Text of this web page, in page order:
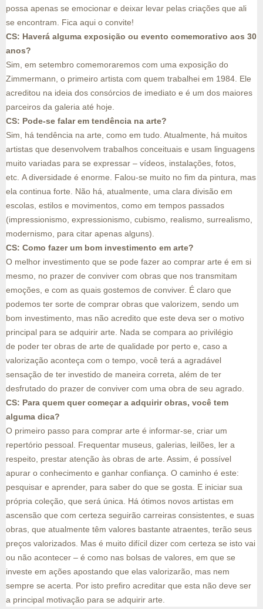
possa apenas se emocionar e deixar levar pelas criações que ali
se encontram. Fica aqui o convite!
CS: Haverá alguma exposição ou evento comemorativo aos 30
anos?
Sim, em setembro comemoraremos com uma exposição do
Zimmermann, o primeiro artista com quem trabalhei em 1984. Ele
acreditou na ideia dos consórcios de imediato e é um dos maiores
parceiros da galeria até hoje.
CS: Pode-se falar em tendência na arte?
Sim, há tendência na arte, como em tudo. Atualmente, há muitos
artistas que desenvolvem trabalhos conceituais e usam linguagens
muito variadas para se expressar – vídeos, instalações, fotos,
etc. A diversidade é enorme. Falou-se muito no fim da pintura, mas
ela continua forte. Não há, atualmente, uma clara divisão em
escolas, estilos e movimentos, como em tempos passados
(impressionismo, expressionismo, cubismo, realismo, surrealismo,
modernismo, para citar apenas alguns).
CS: Como fazer um bom investimento em arte?
O melhor investimento que se pode fazer ao comprar arte é em si
mesmo, no prazer de conviver com obras que nos transmitam
emoções, e com as quais gostemos de conviver. É claro que
podemos ter sorte de comprar obras que valorizem, sendo um
bom investimento, mas não acredito que este deva ser o motivo
principal para se adquirir arte. Nada se compara ao privilégio
de poder ter obras de arte de qualidade por perto e, caso a
valorização aconteça com o tempo, você terá a agradável
sensação de ter investido de maneira correta, além de ter
desfrutado do prazer de conviver com uma obra de seu agrado.
CS: Para quem quer começar a adquirir obras, você tem
alguma dica?
O primeiro passo para comprar arte é informar-se, criar um
repertório pessoal. Frequentar museus, galerias, leilões, ler a
respeito, prestar atenção às obras de arte. Assim, é possível
apurar o conhecimento e ganhar confiança. O caminho é este:
pesquisar e aprender, para saber do que se gosta. E iniciar sua
própria coleção, que será única. Há ótimos novos artistas em
ascensão que com certeza seguirão carreiras consistentes, e suas
obras, que atualmente têm valores bastante atraentes, terão seus
preços valorizados. Mas é muito difícil dizer com certeza se isto vai
ou não acontecer – é como nas bolsas de valores, em que se
investe em ações apostando que elas valorizarão, mas nem
sempre se acerta. Por isto prefiro acreditar que esta não deve ser
a principal motivação para se adquirir arte.